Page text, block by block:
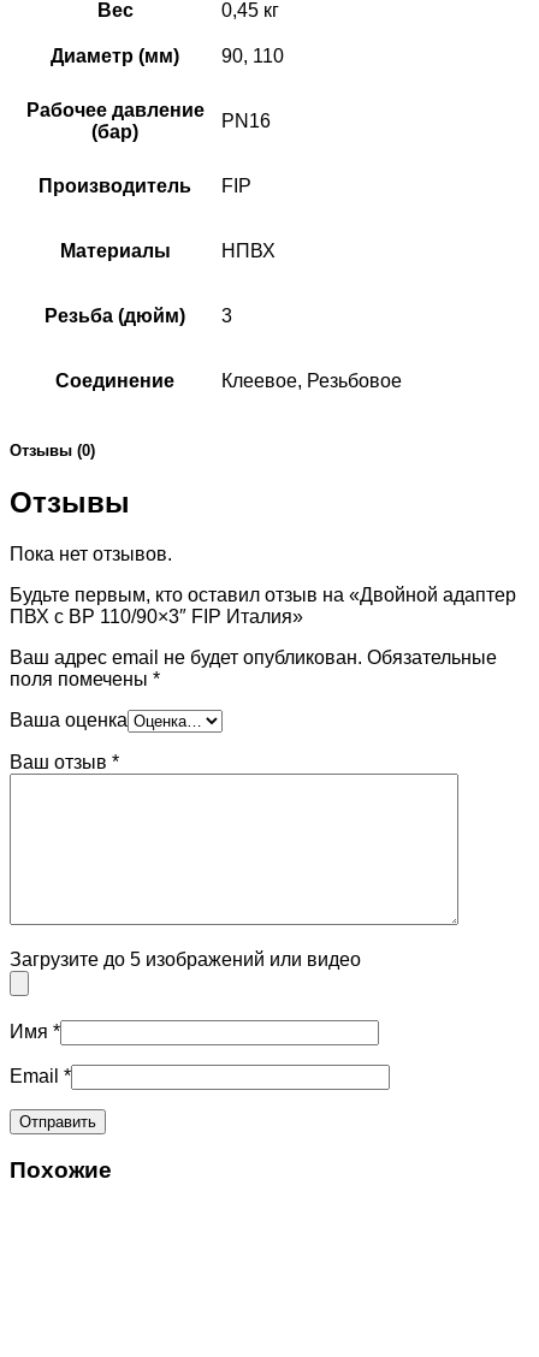
Вес 0,45 кг
Диаметр (мм) 90, 110
Рабочее давление
(бар)
PN16
Производитель FIP
Материалы НПВХ
Резьба (дюйм) 3
Соединение Клеевое, Резьбовое
Отзывы (0)
Отзывы
Пока нет отзывов.
Будьте первым, кто оставил отзыв на «Двойной адаптер
ПВХ с ВР 110/90×3″ FIP Италия»
Ваш адрес email не будет опубликован. Обязательные
поля помечены *
Ваша оценка
Ваш отзыв *
Загрузите до 5 изображений или видео
Имя *
Email *
Похожие